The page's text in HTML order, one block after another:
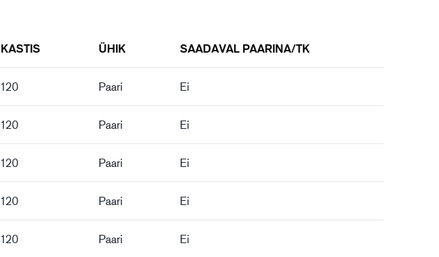
KASTIS ÜHIK SAADAVAL PAARINA/TK
120 Paari Ei
120 Paari Ei
120 Paari Ei
120 Paari Ei
120 Paari Ei